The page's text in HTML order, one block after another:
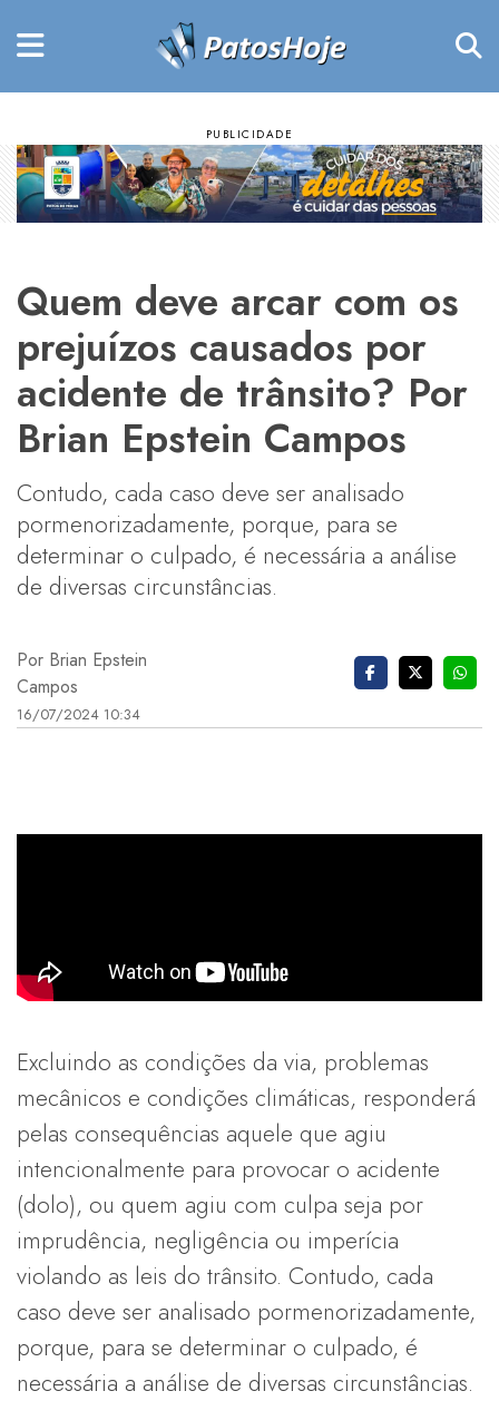
Quem deve arcar com os
prejuízos causados por
acidente de trânsito? Por
Brian Epstein Campos
Contudo, cada caso deve ser analisado
pormenorizadamente, porque, para se
determinar o culpado, é necessária a análise
de diversas circunstâncias.
Por Brian Epstein
Campos
16/07/2024 10:34
Excluindo as condições da via, problemas
mecânicos e condições climáticas, responderá
pelas consequências aquele que agiu
intencionalmente para provocar o acidente
(dolo), ou quem agiu com culpa seja por
imprudência, negligência ou imperícia
violando as leis do trânsito. Contudo, cada
caso deve ser analisado pormenorizadamente,
porque, para se determinar o culpado, é
necessária a análise de diversas circunstâncias.